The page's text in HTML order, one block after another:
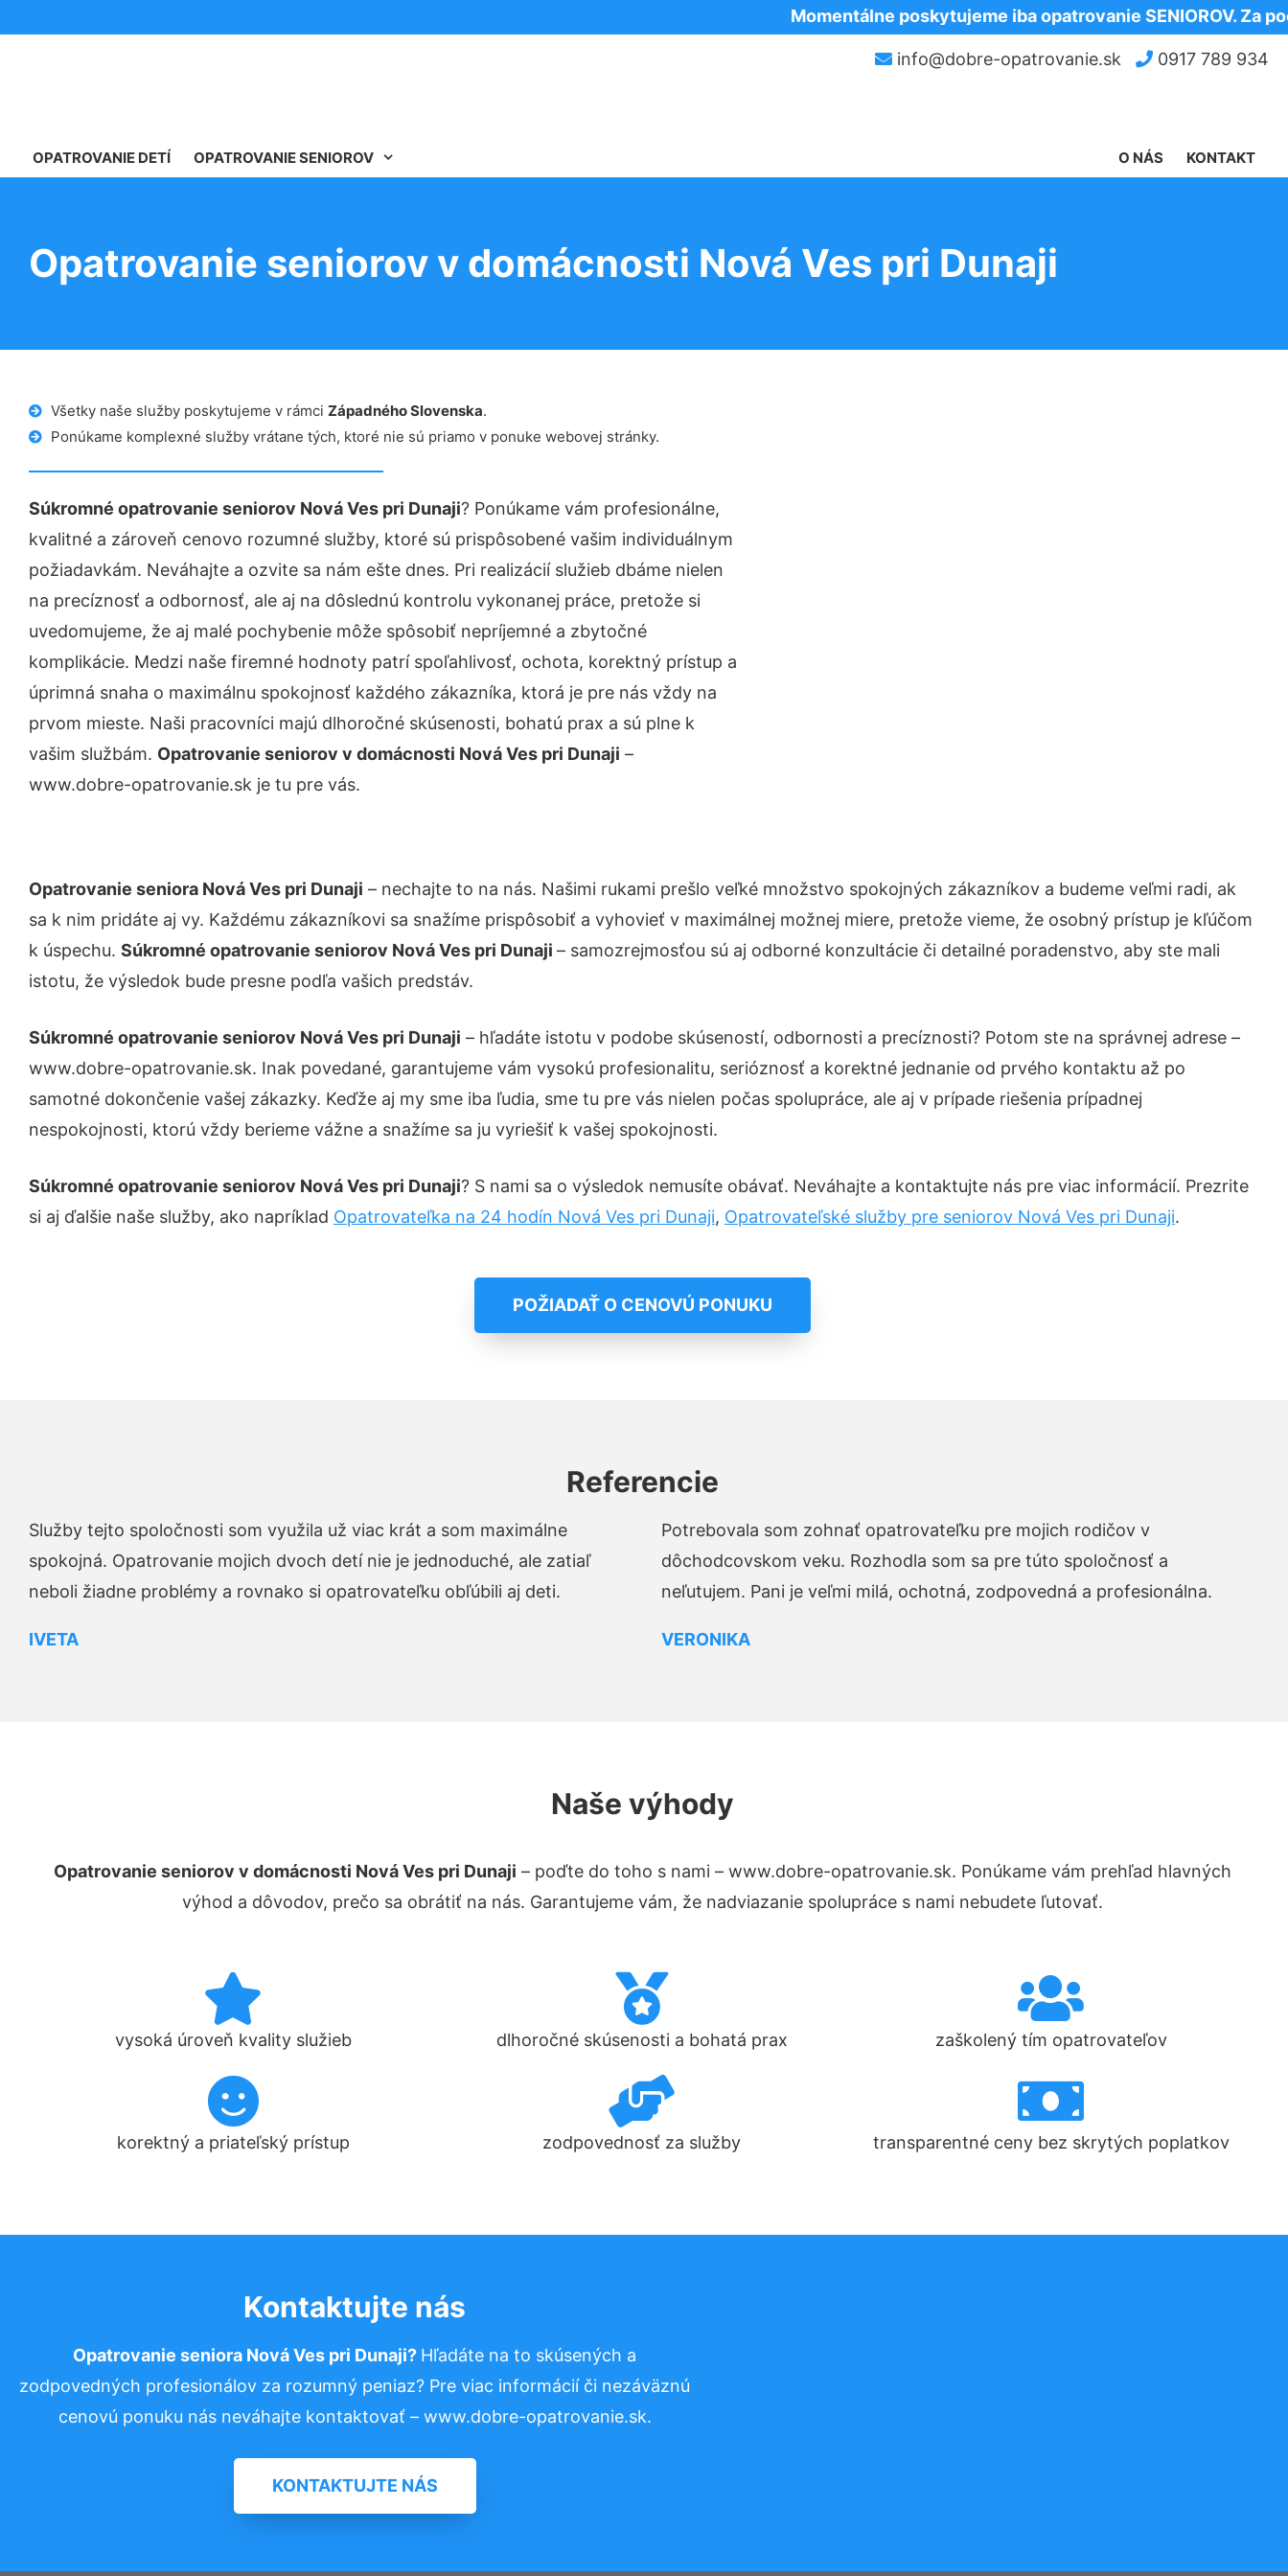
Momentálne poskytujeme iba opatrovanie SENIOROV. Za
info@dobre-opatrovanie.sk 0917 789 934
OPATROVANIE DETÍ OPATROVANIE SENIOROV KONTAKT
O NÁS
Opatrovanie seniorov v domácnosti Nová Ves pri Dunaji
Všetky naše služby poskytujeme v rámci Západného Slovenska.
Ponúkame komplexné služby vrátane tých, ktoré nie sú priamo v ponuke webovej stránky.
Súkromné opatrovanie seniorov Nová Ves pri Dunaji? Ponúkame vám profesionálne,
kvalitné a zároveň cenovo rozumné služby, ktoré sú prispôsobené vašim individuálnym
požiadavkám. Neváhajte a ozvite sa nám ešte dnes. Pri realizácií služieb dbáme nielen
na precíznosť a odbornosť, ale aj na dôslednú kontrolu vykonanej práce, pretože si
uvedomujeme, že aj malé pochybenie môže spôsobiť nepríjemné a zbytočné
komplikácie. Medzi naše firemné hodnoty patrí spoľahlivosť, ochota, korektný prístup a
úprimná snaha o maximálnu spokojnosť každého zákazníka, ktorá je pre nás vždy na
prvom mieste. Naši pracovníci majú dlhoročné skúsenosti, bohatú prax a sú plne k
vašim službám. Opatrovanie seniorov v domácnosti Nová Ves pri Dunaji –
www.dobre-opatrovanie.sk je tu pre vás.
Opatrovanie seniora Nová Ves pri Dunaji – nechajte to na nás. Našimi rukami prešlo veľké množstvo spokojných zákazníkov a budeme veľmi radi, ak
sa k nim pridáte aj vy. Každému zákazníkovi sa snažíme prispôsobiť a vyhovieť v maximálnej možnej miere, pretože vieme, že osobný prístup je kľúčom
k úspechu. Súkromné opatrovanie seniorov Nová Ves pri Dunaji – samozrejmosťou sú aj odborné konzultácie či detailné poradenstvo, aby ste mali
istotu, že výsledok bude presne podľa vašich predstáv.
Súkromné opatrovanie seniorov Nová Ves pri Dunaji – hľadáte istotu v podobe skúseností, odbornosti a precíznosti? Potom ste na správnej adrese –
www.dobre-opatrovanie.sk. Inak povedané, garantujeme vám vysokú profesionalitu, serióznosť a korektné jednanie od prvého kontaktu až po
samotné dokončenie vašej zákazky. Keďže aj my sme iba ľudia, sme tu pre vás nielen počas spolupráce, ale aj v prípade riešenia prípadnej
nespokojnosti, ktorú vždy berieme vážne a snažíme sa ju vyriešiť k vašej spokojnosti.
Súkromné opatrovanie seniorov Nová Ves pri Dunaji? S nami sa o výsledok nemusíte obávať. Neváhajte a kontaktujte nás pre viac informácií. Prezrite
si aj ďalšie naše služby, ako napríklad Opatrovateľka na 24 hodín Nová Ves pri Dunaji, Opatrovateľské služby pre seniorov Nová Ves pri Dunaji.
POŽIADAŤ O CENOVÚ PONUKU
Referencie
Služby tejto spoločnosti som využila už viac krát a som maximálne
spokojná. Opatrovanie mojich dvoch detí nie je jednoduché, ale zatiaľ
neboli žiadne problémy a rovnako si opatrovateľku obľúbili aj deti.
IVETA
Potrebovala som zohnať opatrovateľku pre mojich rodičov v
dôchodcovskom veku. Rozhodla som sa pre túto spoločnosť a
neľutujem. Pani je veľmi milá, ochotná, zodpovedná a profesionálna.
VERONIKA
Naše výhody
Opatrovanie seniorov v domácnosti Nová Ves pri Dunaji – poďte do toho s nami – www.dobre-opatrovanie.sk. Ponúkame vám prehľad hlavných
výhod a dôvodov, prečo sa obrátiť na nás. Garantujeme vám, že nadviazanie spolupráce s nami nebudete ľutovať.
vysoká úroveň kvality služieb dlhoročné skúsenosti a bohatá prax zaškolený tím opatrovateľov
korektný a priateľský prístup zodpovednosť za služby transparentné ceny bez skrytých poplatkov
Kontaktujte nás
Opatrovanie seniora Nová Ves pri Dunaji? Hľadáte na to skúsených a
zodpovedných profesionálov za rozumný peniaz? Pre viac informácií či nezáväznú
cenovú ponuku nás neváhajte kontaktovať – www.dobre-opatrovanie.sk.
KONTAKTUJTE NÁS